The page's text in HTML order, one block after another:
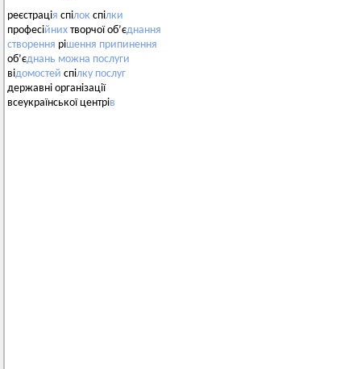
реєстрація спілок спілки
професійних творчої об’єднання
створення рішення припинення
об’єднань можна послуги
відомостей спілку послуг
державні організації
всеукраїнської центрів